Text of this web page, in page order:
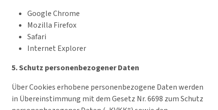
Google Chrome
Mozilla Firefox
Safari
Internet Explorer
5. Schutz personenbezogener Daten
Über Cookies erhobene personenbezogene Daten werden
in Übereinstimmung mit dem Gesetz Nr. 6698 zum Schutz